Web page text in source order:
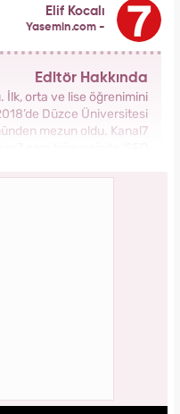
Elif Kocalı
Yasemin.com -
Editör Hakkında
İlk, orta ve lise öğrenimini
Düzce Üniversitesi
mezun oldu. Kanal7
bünyesinde ‘SEO